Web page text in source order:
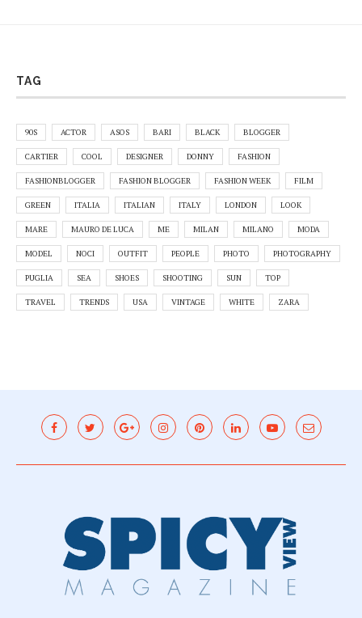
TAG
90S ACTOR ASOS BARI BLACK BLOGGER
CARTIER COOL DESIGNER DONNY FASHION
FASHIONBLOGGER FASHION BLOGGER FASHION WEEK FILM
GREEN ITALIA ITALIAN ITALY LONDON LOOK
MARE MAURO DE LUCA ME MILAN MILANO MODA
MODEL NOCI OUTFIT PEOPLE PHOTO PHOTOGRAPHY
PUGLIA SEA SHOES SHOOTING SUN TOP
TRAVEL TRENDS USA VINTAGE WHITE ZARA